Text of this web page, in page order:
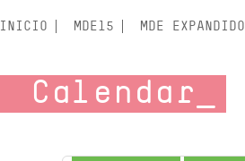
INICIO MDE15 MDE EXPANDIDO
Calendar
5:00 am